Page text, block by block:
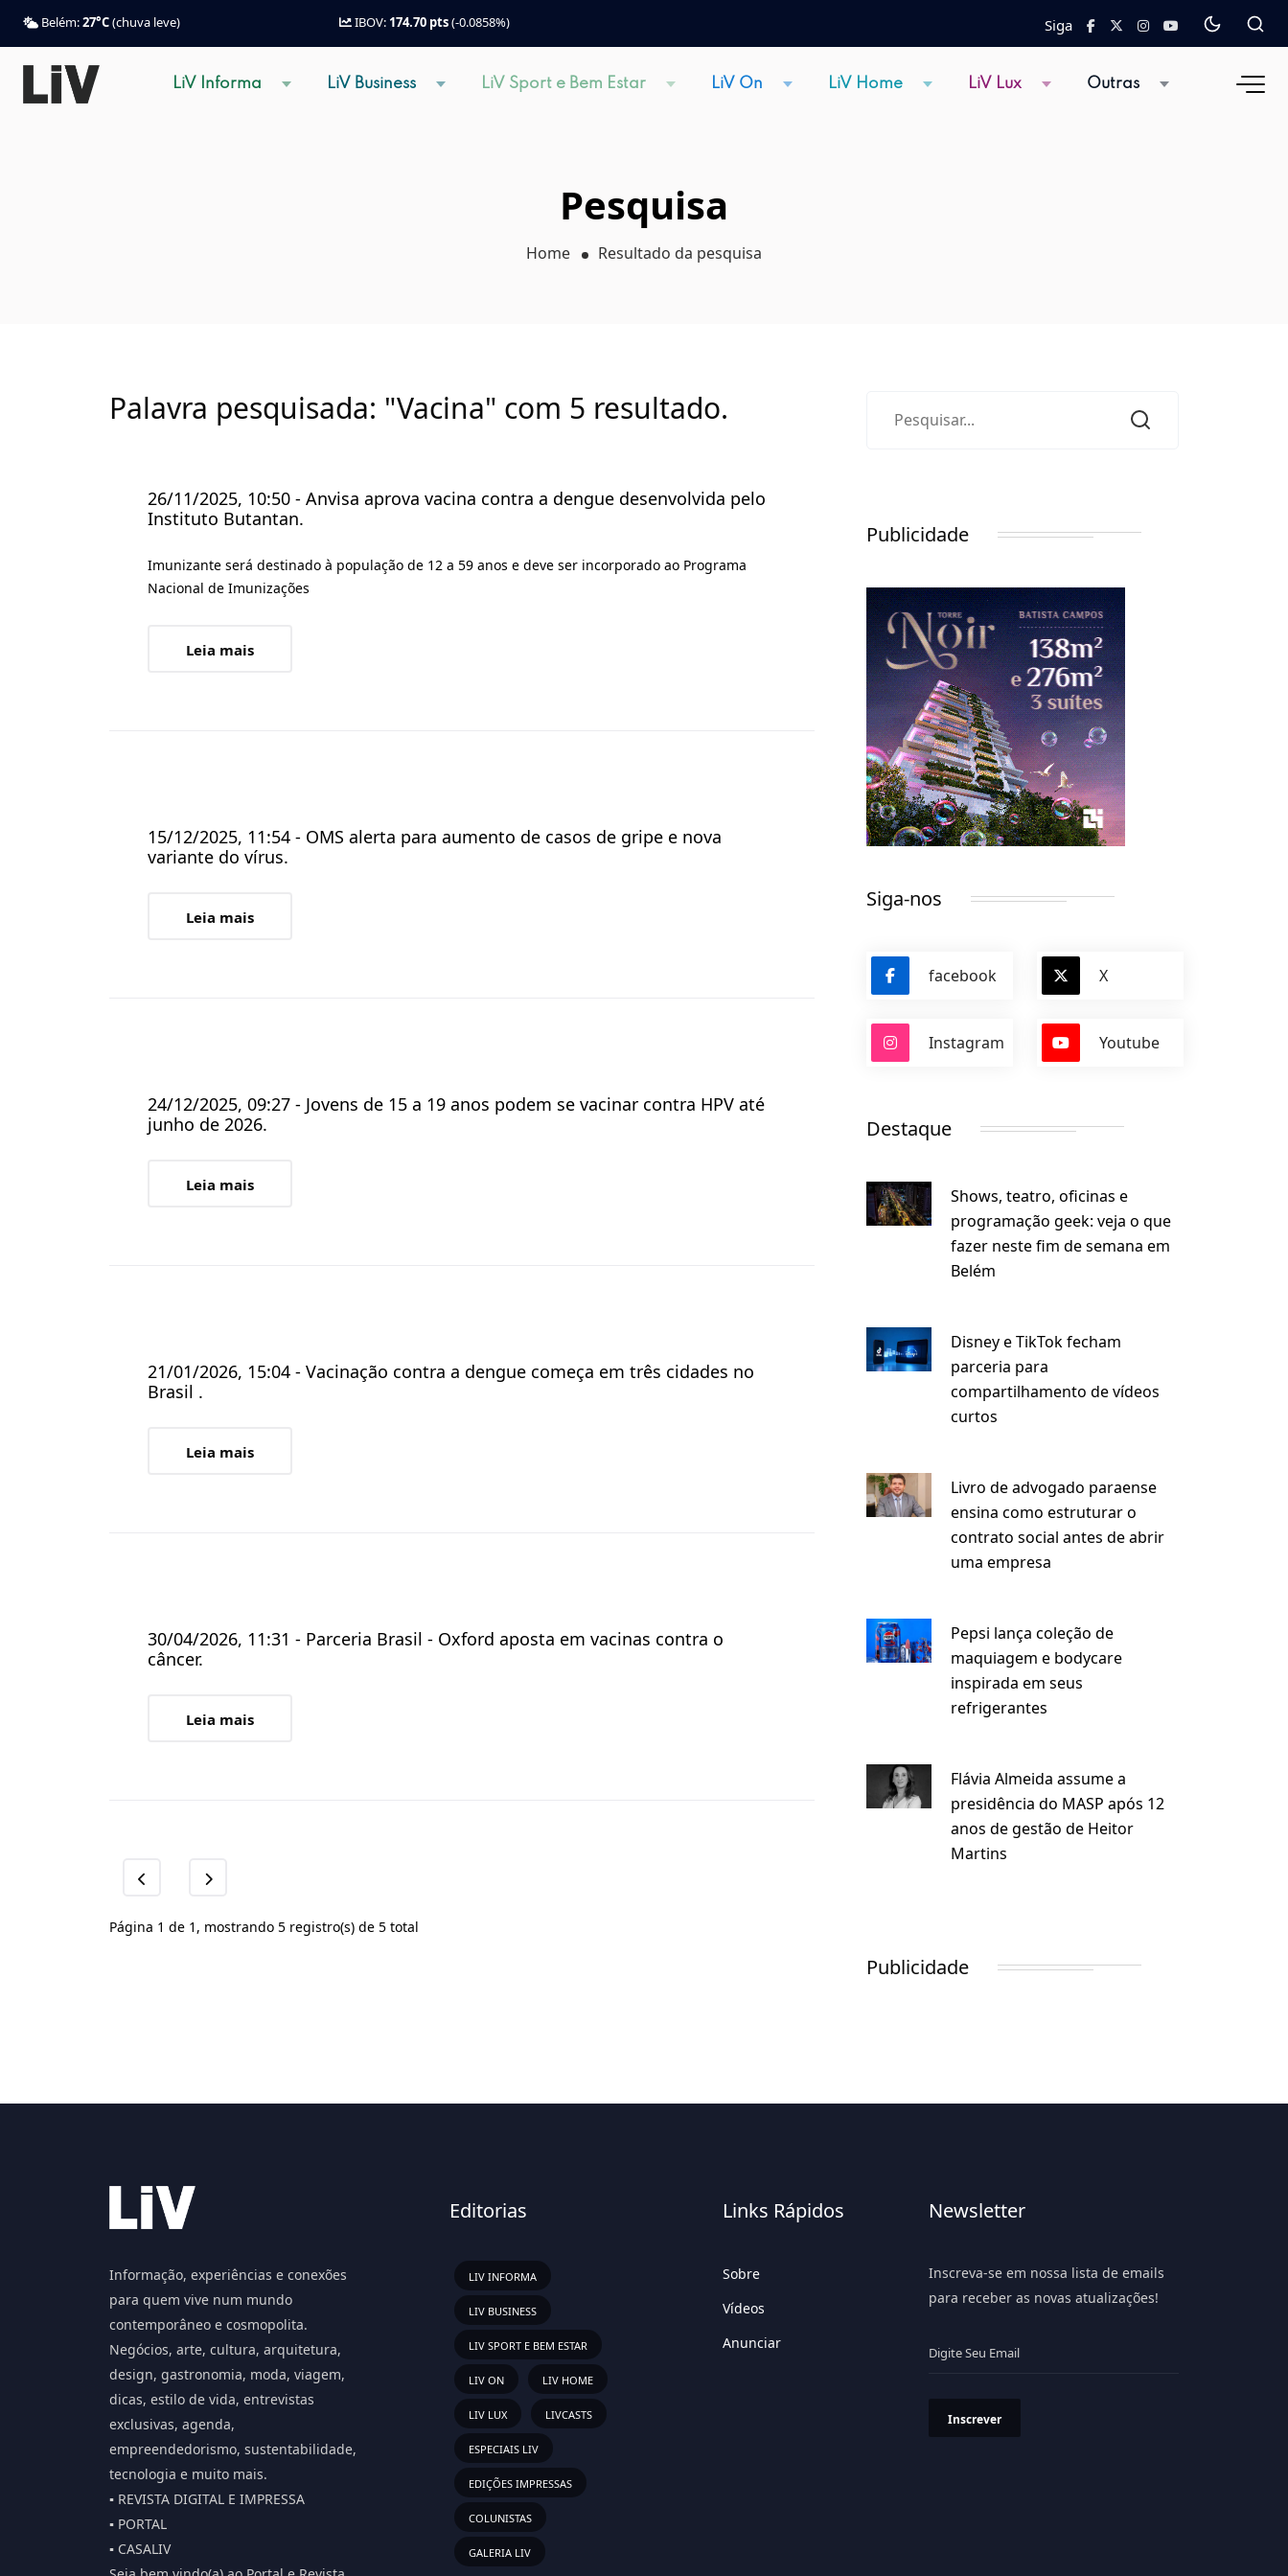
Belém:27°C(chuva leve) IBOV: 174.70 pts(-0.0858%) Siga
LiV Informa LiV Business LiV Sport e Bem Estar LiV On LiV Home LiV Lux Outras
Pesquisa
Home Resultado da pesquisa
Palavra pesquisada: "Vacina" com 5 resultado.
26/11/2025, 10:50 - Anvisa aprova vacina contra a dengue desenvolvida pelo
Instituto Butantan.
Imunizante será destinado à população de 12 a 59 anos e deve ser incorporado ao Programa
Nacional de Imunizações
Leia mais
15/12/2025, 11:54 - OMS alerta para aumento de casos de gripe e nova
variante do vírus.
Leia mais
24/12/2025, 09:27 - Jovens de 15 a 19 anos podem se vacinar contra HPV até
junho de 2026.
Leia mais
21/01/2026, 15:04 - Vacinação contra a dengue começa em três cidades no
Brasil .
Leia mais
30/04/2026, 11:31 - Parceria Brasil - Oxford aposta em vacinas contra o
câncer.
Leia mais
Página 1 de 1, mostrando 5 registro(s) de 5 total
Publicidade
Siga-nos
facebook X
Instagram Youtube
Destaque
Shows, teatro, oficinas e
programação geek: veja o que
fazer neste fim de semana em
Belém
Disney e TikTok fecham
parceria para
compartilhamento de vídeos
curtos
Livro de advogado paraense
ensina como estruturar o
contrato social antes de abrir
uma empresa
Pepsi lança coleção de
maquiagem e bodycare
inspirada em seus
refrigerantes
Flávia Almeida assume a
presidência do MASP após 12
anos de gestão de Heitor
Martins
Publicidade
Informação, experiências e conexões
para quem vive num mundo
contemporâneo e cosmopolita.
Negócios, arte, cultura, arquitetura,
design, gastronomia, moda, viagem,
dicas, estilo de vida, entrevistas
exclusivas, agenda,
empreendedorismo, sustentabilidade,
tecnologia e muito mais.
▪️ REVISTA DIGITAL E IMPRESSA
▪️ PORTAL
▪️ CASALIV
Editorias
LIV INFORMA
LIV BUSINESS
LIV SPORT E BEM ESTAR
LIV ON LIV HOME
LIV LUX LIVCASTS
ESPECIAIS LIV
EDIÇÕES IMPRESSAS
COLUNISTAS
GALERIA LIV
Links Rápidos
Sobre
Vídeos
Anunciar
Newsletter
Inscreva-se em nossa lista de emails
para receber as novas atualizações!
Inscrever